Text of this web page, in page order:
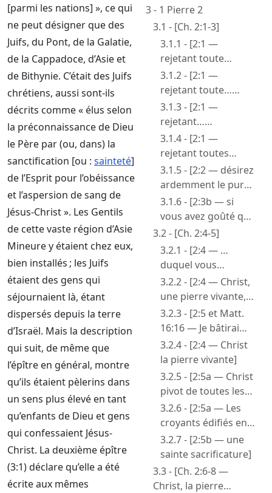
[parmi les nations] », ce qui
ne peut désigner que des
Juifs, du Pont, de la Galatie,
de la Cappadoce, d’Asie et
de Bithynie. C’était des Juifs
chrétiens, aussi sont-ils
décrits comme « élus selon
la préconnaissance de Dieu
le Père par (ou, dans) la
sanctification [ou : sainteté]
de l’Esprit pour l’obéissance
et l’aspersion de sang de
Jésus-Christ ». Les Gentils
de cette vaste région d’Asie
Mineure y étaient chez eux,
bien installés ; les Juifs
étaient des gens qui
séjournaient là, étant
dispersés depuis la terre
d’Israël. Mais la description
qui suit, de même que
l’épître en général, montre
qu’ils étaient pèlerins dans
un sens plus élevé en tant
qu’enfants de Dieu et gens
qui confessaient Jésus-
Christ. La deuxième épître
(3:1) déclare qu’elle a été
écrite aux mêmes
demeure
éternellement —
parole et langage,
les mots]
3 - 1 Pierre 2
3.1 - [Ch. 2:1-3]
3.1.1 - [2:1 —
rejetant toute
malice]
3.1.2 - [2:1 —
rejetant toute…
fraude]
3.1.3 - [2:1 —
rejetant…
l’hypocrisie et
l’envie]
3.1.4 - [2:1 —
rejetant toutes
médisances]
3.1.5 - [2:2 — désirez
ardemment le pur
lait intelligent
[intellectuel] pour
croitre à salut : ni le
baptême ni la Cène,
mais la Parole de
Dieu]
3.1.6 - [2:3b — si
vous avez goûté que
le Seigneur est bon]
3.2 - [Ch. 2:4-5]
3.2.1 - [2:4 — …
duquel vous
approchant]
3.2.2 - [2:4 — Christ,
une pierre vivante,
rejetée par les
hommes, mais
choisie et précieuse
auprès de Dieu]
3.2.3 - [2:5 et Matt.
16:16 — Je bâtirai
mon Assemblée]
3.2.4 - [2:4 — Christ
la pierre vivante]
3.2.5 - [2:5a — Christ
pivot de toutes les
bénédictions. Les
croyants : des
pierres vivantes]
3.2.6 - [2:5a — Les
croyants édifiés en
maison spirituelle]
3.2.7 - [2:5b — une
sainte sacrificature]
3.3 - [Ch. 2:6-8 —
Christ, la pierre